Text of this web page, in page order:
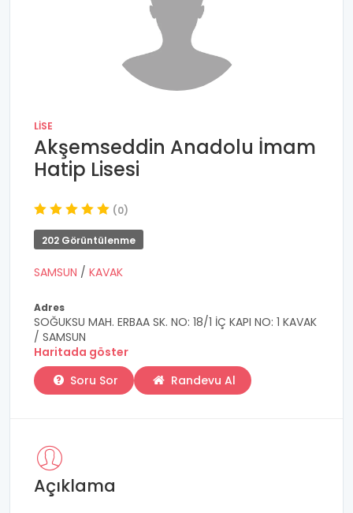
LISE
Akşemseddin Anadolu İmam
Hatip Lisesi
(0)
202 Görüntülenme
SAMSUN / KAVAK
Adres
SOĞUKSU MAH. ERBAA SK. NO: 18/1 İÇ KAPI NO: 1 KAVAK
/ SAMSUN
Haritada göster
Soru Sor
Randevu Al
Açıklama